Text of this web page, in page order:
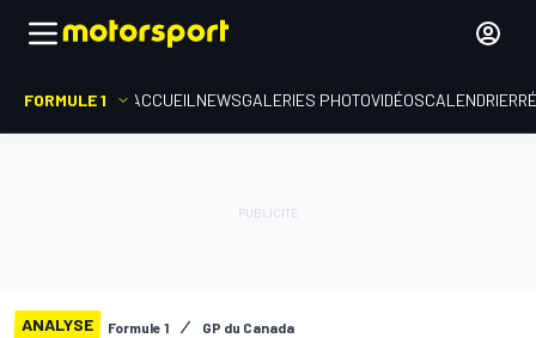
FORMULE 1 ACCUEIL NEWSGALERIES PHOTOVIDÉOSCALENDRIER
ANALYSE Formule 1 GP du Canada